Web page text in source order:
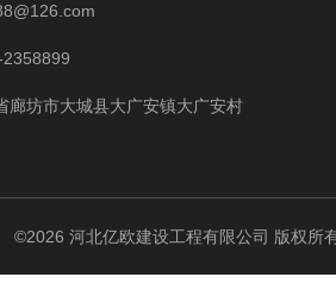
廊坊市大城县大广安镇大广安村
©2026 河北亿欧建设工程有限公司 版权